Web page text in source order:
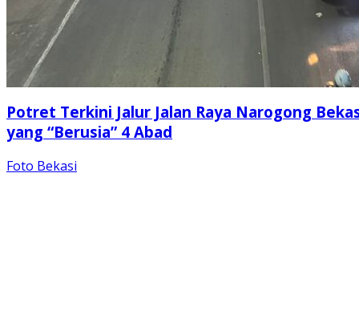
Potret Terkini Jalur Jalan Raya Narogong
yang “Berusia” 4 Abad
Foto Bekasi